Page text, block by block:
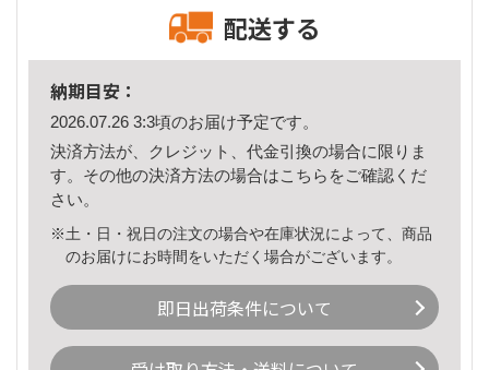
配送する
納期目安：
2026.07.26 3:3頃のお届け予定です。
決済方法が、クレジット、代金引換の場合に限りま
す。その他の決済方法の場合はこちら をご確認くだ
さい。
※土・日・祝日の注文の場合や在庫状況によって、商品
のお届けにお時間をいただく場合がございます。
即日出荷条件について